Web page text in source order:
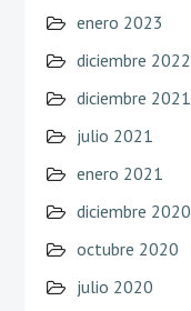
enero 2023
diciembre 2022
diciembre 2021
julio 2021
enero 2021
diciembre 2020
octubre 2020
julio 2020